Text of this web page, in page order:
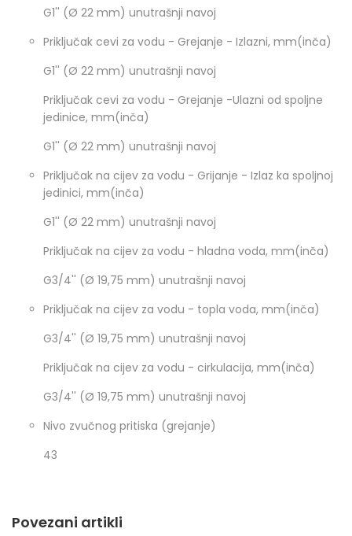
G1'' (Ø 22 mm) unutrašnji navoj
Priključak cevi za vodu - Grejanje - Izlazni, mm(inča)
G1'' (Ø 22 mm) unutrašnji navoj
Priključak cevi za vodu - Grejanje -Ulazni od spoljne
jedinice, mm(inča)
G1'' (Ø 22 mm) unutrašnji navoj
Priključak na cijev za vodu - Grijanje - Izlaz ka spoljnoj
jedinici, mm(inča)
G1'' (Ø 22 mm) unutrašnji navoj
Priključak na cijev za vodu - hladna voda, mm(inča)
G3/4'' (Ø 19,75 mm) unutrašnji navoj
Priključak na cijev za vodu - topla voda, mm(inča)
G3/4'' (Ø 19,75 mm) unutrašnji navoj
Priključak na cijev za vodu - cirkulacija, mm(inča)
G3/4'' (Ø 19,75 mm) unutrašnji navoj
Nivo zvučnog pritiska (grejanje)
43
Povezani artikli